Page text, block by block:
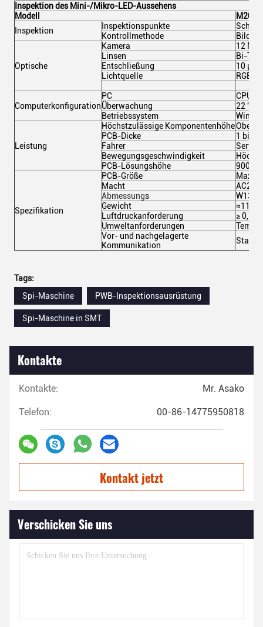
Inspektion des Mini-/Mikro-LED-Aussehens
Modell
Inspektion
Inspektionspunkte
Kontrollmethode
Optische
Kamera
12 MP
Linsen
Bi-
Entschließung
10 μm
Lichtquelle
RGB-
Computerkonfiguration
PC
Überwachung
22
Betriebssystem
Leistung
Höchstzulässige Komponentenhöhe
PCB-Dicke
1 bis 5
Fahrer
Bewegungsgeschwindigkeit
PCB-Lösungshöhe
Spezifikation
PCB-Größe
Max:
Macht
Abmessungs
Gewicht
Luftdruckanforderung
≥ 0,5
Umweltanforderungen
Vor- und nachgelagerte
Kommunikation
Tags:
Spi-Maschine
PWB-Inspektionsausrüstung
Spi-Maschine in SMT
Kontakte
Kontakte: Mr. Asako
Telefon: 00-86-14775950818
Kontakt jetzt
Verschicken Sie uns